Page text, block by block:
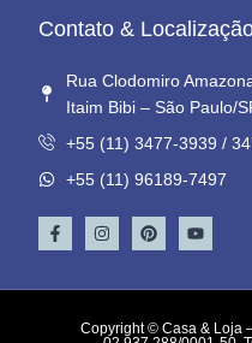
Contato &
Rua Clodomiro
Itaim Bibi – São Paulo/
+55 (11) 3477-3939 /
+55 (11) 96189-7497
Copyright © Casa & Loja